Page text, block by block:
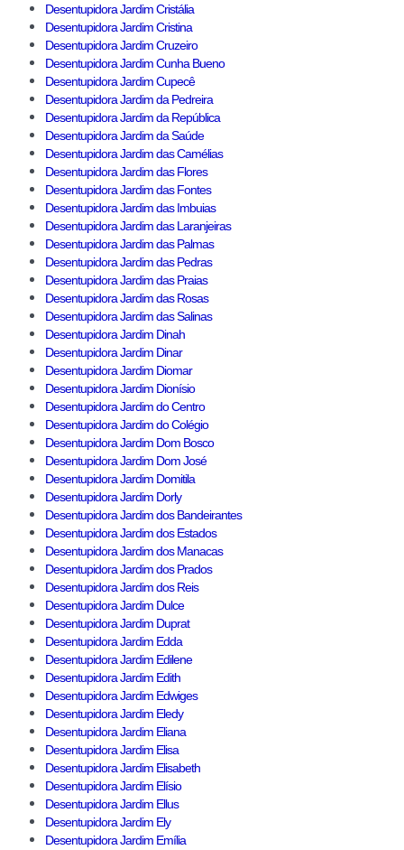
Desentupidora Jardim Cristália
Desentupidora Jardim Cristina
Desentupidora Jardim Cruzeiro
Desentupidora Jardim Cunha Bueno
Desentupidora Jardim Cupecê
Desentupidora Jardim da Pedreira
Desentupidora Jardim da República
Desentupidora Jardim da Saúde
Desentupidora Jardim das Camélias
Desentupidora Jardim das Flores
Desentupidora Jardim das Fontes
Desentupidora Jardim das Imbuias
Desentupidora Jardim das Laranjeiras
Desentupidora Jardim das Palmas
Desentupidora Jardim das Pedras
Desentupidora Jardim das Praias
Desentupidora Jardim das Rosas
Desentupidora Jardim das Salinas
Desentupidora Jardim Dinah
Desentupidora Jardim Dinar
Desentupidora Jardim Diomar
Desentupidora Jardim Dionísio
Desentupidora Jardim do Centro
Desentupidora Jardim do Colégio
Desentupidora Jardim Dom Bosco
Desentupidora Jardim Dom José
Desentupidora Jardim Domitila
Desentupidora Jardim Dorly
Desentupidora Jardim dos Bandeirantes
Desentupidora Jardim dos Estados
Desentupidora Jardim dos Manacas
Desentupidora Jardim dos Prados
Desentupidora Jardim dos Reis
Desentupidora Jardim Dulce
Desentupidora Jardim Duprat
Desentupidora Jardim Edda
Desentupidora Jardim Edilene
Desentupidora Jardim Edith
Desentupidora Jardim Edwiges
Desentupidora Jardim Eledy
Desentupidora Jardim Eliana
Desentupidora Jardim Elisa
Desentupidora Jardim Elisabeth
Desentupidora Jardim Elísio
Desentupidora Jardim Ellus
Desentupidora Jardim Ely
Desentupidora Jardim Emília